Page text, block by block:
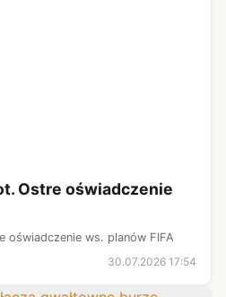
Ostre oświadczenie
oświadczenie ws. planów FIFA
30.07.2026 17:54